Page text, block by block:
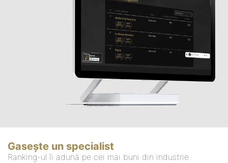
Gasește un specialist
Ranking-ul îi adună pe cei mai buni din industrie